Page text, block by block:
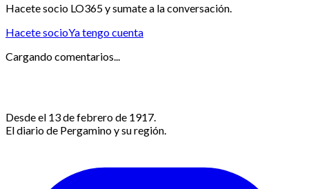
Hacete socio LO365 y sumate a la conversación.
Hacete socioYa tengo cuenta
Cargando comentarios...
Desde el 13 de febrero de 1917.
El diario de Pergamino y su región.